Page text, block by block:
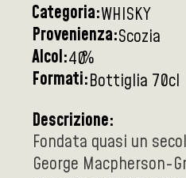
Categoria:WHISKY
Provenienza:Scozia
Alcol:40%
Formati:Bottiglia 70cl
Descrizione:
Fondata quasi un
George Macpherson-